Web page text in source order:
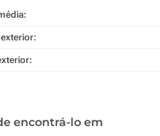
encontrá-lo em